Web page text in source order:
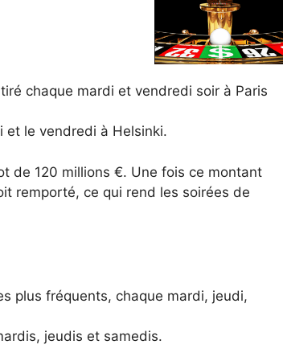
chaque mardi et vendredi soir à Paris
et le vendredi à Helsinki.
de 120 millions €. Une fois ce montant
remporté, ce qui rend les soirées de
plus fréquents, chaque mardi, jeudi,
jeudis et samedis.